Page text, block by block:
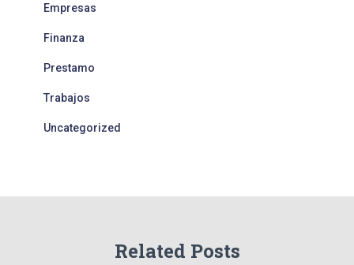
Empresas
Finanza
Prestamo
Trabajos
Uncategorized
Related Posts